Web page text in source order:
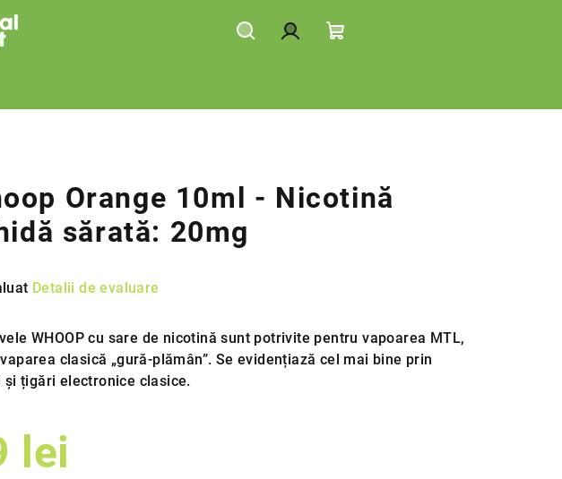
de
Orange 10ml - Nicotină
sărată: 20mg
Detalii de evaluare
WHOOP cu sare de nicotină sunt potrivite pentru vapoarea MTL,
clasică „gură-plămân”. Se evidențiază cel mai bine prin
și țigări electronice clasice.
lei